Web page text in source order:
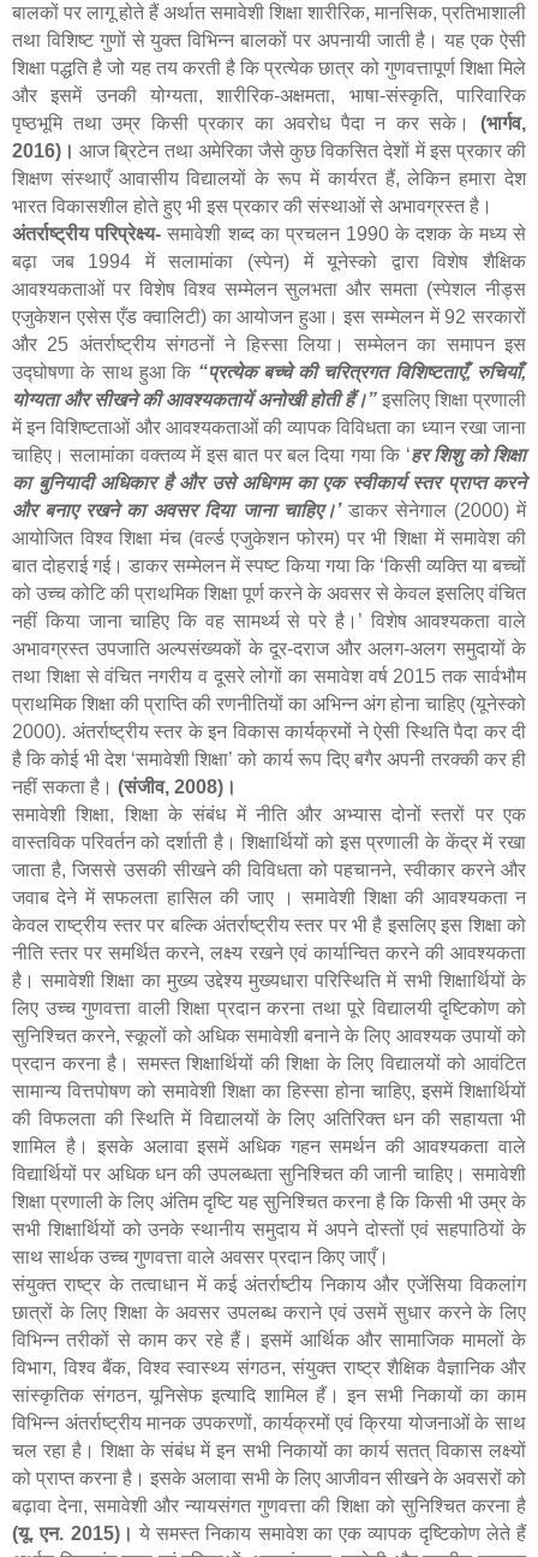
बालकों पर लागू होते हैं अर्थात समावेशी शिक्षा शारीरिक, मानसिक, प्रतिभाशाली
तथा विशिष्ट गुणों से युक्त विभिन्न बालकों पर अपनायी जाती है। यह एक ऐसी
शिक्षा पद्धति है जो यह तय करती है कि प्रत्येक छात्र को गुणवत्तापूर्ण शिक्षा मिले
और इसमें उनकी योग्यता,शारीरिक-अक्षमता, भाषा-संस्कृति,पारिवारिक
पृष्ठभूमि तथा उम्र किसी प्रकार का अवरोध पैदा न कर सके। (भार्गव,
2016)। आज ब्रिटेन तथा अमेरिका जैसे कुछ विकसित देशों में इस प्रकार की
शिक्षण संस्थाएँ आवासीय विद्यालयों के रूप में कार्यरत हैं,लेकिन हमारा देश
भारत विकासशील होते हुए भी इस प्रकार की संस्थाओं से अभावग्रस्त है।
अंतर्राष्ट्रीय परिप्रेक्ष्य- समावेशी शब्द का प्रचलन 1990के दशक के मध्य से
बढ़ा
जब 1994 में सलामांका (स्पेन) में यूनेस्को द्वारा विशेष शैक्षिक
आवश्यकताओं पर विशेष विश्व सम्मेलन सुलभता और समता (स्पेशल नीड्स
एजुकेशन एसेस एँड क्वालिटी) का आयोजन हुआ। इस सम्मेलन में92सरकारों
और 25 अंतर्राष्ट्रीय संगठनों ने हिस्सा लिया। सम्मेलन का समापन इस
उद्घोषणा के साथ हुआ कि “प्रत्येक बच्चे की चरित्रगत विशिष्टताएँ, रुचियाँ,
योग्यता और सीखने की आवश्यकतायें अनोखी होती हैं।” इसलिए शिक्षा प्रणाली
में इन विशिष्टताओं और आवश्यकताओं की व्यापक विविधता का ध्यान रखा जाना
चाहिए। सलामांका वक्तव्य में इस बात पर बल दिया गया कि ‘हर शिशु को शिक्षा
का बुनियादी अधिकार है और उसे अधिगम का एक स्वीकार्य स्तर प्राप्त करने
और बनाए रखने का अवसर दिया जाना चाहिए।’ डाकर सेनेगाल (2000)में
आयोजित विश्व शिक्षा मंच (वर्ल्ड एजुकेशन फोरम) पर भी शिक्षा में समावेश की
बात दोहराई गई। डाकर सम्मेलन में स्पष्ट किया गया कि ‘किसी व्यक्ति या बच्चों
को उच्च कोटि की प्राथमिक शिक्षा पूर्ण करने के अवसर से केवल इसलिए वंचित
नहीं किया जाना चाहिए कि वह सामर्थ्य से परे है। ’ विशेष आवश्यकता वाले
अभावग्रस्त उपजाति अल्पसंख्यकों के दूर-दराज और अलग-अलग समुदायों के
तथा शिक्षा से वंचित नगरीय व दूसरे लोगों का समावेश वर्ष 2015तक सार्वभौम
प्राथमिक शिक्षा की प्राप्ति की रणनीतियों का अभिन्न अंग होना चाहिए (यूनेस्को
2000). अंतर्राष्ट्रीय स्तर के इन विकास कार्यक्रमों ने ऐसी स्थिति पैदा कर दी
है कि कोई भी देश ‘समावेशी शिक्षा’को कार्य रूप दिए बगैर अपनी तरक्की कर ही
नहीं सकता है। (संजीव, 2008)।
समावेशी शिक्षा, शिक्षा के संबंध में नीति और अभ्यास दोनों स्तरों पर एक
वास्तविक परिवर्तन को दर्शाती है। शिक्षार्थियों को इस प्रणाली के केंद्र में रखा
जाता है,जिससे उसकी सीखने की विविधता को पहचानने, स्वीकार करने और
जवाब देने में सफलता हासिल की जाए । समावेशी शिक्षा की आवश्यकता न
केवल राष्ट्रीय स्तर पर बल्कि अंतर्राष्ट्रीय स्तर पर भी है इसलिए इस शिक्षा को
नीति स्तर पर समर्थित करने,लक्ष्य रखने एवं कार्यान्वित करने की आवश्यकता
है। समावेशी शिक्षा का मुख्य उद्देश्य मुख्यधारा परिस्थिति में सभी शिक्षार्थियों के
लिए उच्च गुणवत्ता वाली शिक्षा प्रदान करना तथा पूरे विद्यालयी दृष्टिकोण को
सुनिश्चित करने,स्कूलों को अधिक समावेशी बनाने के लिए आवश्यक उपायों को
प्रदान करना है। समस्त शिक्षार्थियों की शिक्षा के लिए विद्यालयों को आवंटित
सामान्य वित्तपोषण को समावेशी शिक्षा का हिस्सा होना चाहिए, इसमें शिक्षार्थियों
की विफलता की स्थिति में विद्यालयों के लिए अतिरिक्त धन की सहायता भी
शामिल है। इसके अलावा इसमें अधिक गहन समर्थन की आवश्यकता वाले
विद्यार्थियों पर अधिक धन की उपलब्धता सुनिश्चित की जानी चाहिए। समावेशी
शिक्षा प्रणाली के लिए अंतिम दृष्टि यह सुनिश्चित करना है कि किसी भी उम्र के
सभी शिक्षार्थियों को उनके स्थानीय समुदाय में अपने दोस्तों एवं सहपाठियों के
साथ सार्थक उच्च गुणवत्ता वाले अवसर प्रदान किए जाएँ।
संयुक्त राष्ट्र के तत्वाधान में कई अंतर्राष्टीय निकाय और एजेंसिया विकलांग
छात्रों के लिए शिक्षा के अवसर उपलब्ध कराने एवं उसमें सुधार करने के लिए
विभिन्न तरीकों से काम कर रहे हैं। इसमें आर्थिक और सामाजिक मामलों के
विभाग, विश्व बैंक, विश्व स्वास्थ्य संगठन, संयुक्त राष्ट्र शैक्षिक वैज्ञानिक और
सांस्कृतिक संगठन, यूनिसेफ इत्यादि शामिल हैं। इन सभी निकायों का काम
विभिन्न अंतर्राष्ट्रीय मानक उपकरणों, कार्यक्रमों एवं क्रिया योजनाओं के साथ
चल रहा है। शिक्षा के संबंध में इन सभी निकायों का कार्य सतत् विकास लक्ष्यों
को प्राप्त करना है। इसके अलावा सभी के लिए आजीवन सीखने के अवसरों को
बढ़ावा देना, समावेशी और न्यायसंगत गुणवत्ता की शिक्षा को सुनिश्चित करना है
(यू. एन. 2015)। ये समस्त निकाय समावेश का एक व्यापक दृष्टिकोण लेते हैं